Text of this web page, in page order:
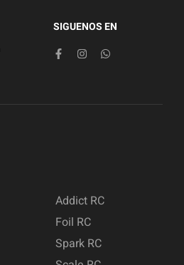
SIGUENOS EN
Addict RC
Foil RC
Spark RC